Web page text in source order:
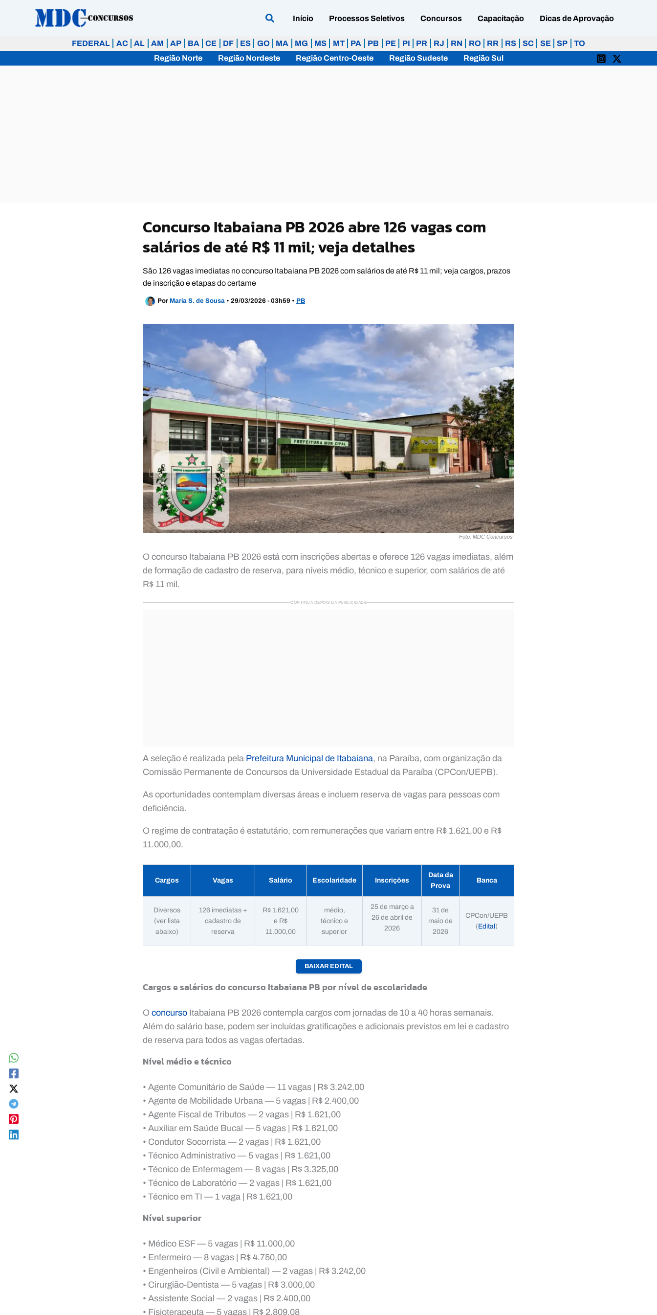
Início Processos Seletivos Concursos Capacitação Dicas de Aprovação
FEDERAL AC AL AM AP BA CE DF ES GO MA MG MS MT PA PB PE PI PR RJ RN RO RR RS SC SE SP
TO
Região Norte
Região Nordeste Região Centro-Oeste Região Sudeste Região Sul
Concurso Itabaiana PB 2026 abre 126 vagas com
salários de até R$ 11 mil; veja detalhes
São 126 vagas imediatas no concurso Itabaiana PB 2026 com salários de até R$ 11 mil; veja cargos, prazos
de inscrição e etapas do certame
Por Maria S. de Sousa • 29/03/2026 - 03h59 • PB
Foto: MDC Concursos
O concurso Itabaiana PB 2026 está com inscrições abertas e oferece 126 vagas imediatas, além
de formação de cadastro de reserva, para níveis médio, técnico e superior, com salários de até
R$ 11 mil.
CONTINUA DEPOIS DA PUBLICIDADE
A seleção é realizada pela Prefeitura Municipal de Itabaiana, na Paraíba, com organização da
Comissão Permanente de Concursos da Universidade Estadual da Paraíba (CPCon/UEPB).
As oportunidades contemplam diversas áreas e incluem reserva de vagas para pessoas com
deficiência.
O regime de contratação é estatutário, com remunerações que variam entre R$ 1.621,00 e R$
11.000,00.
Cargos Vagas Salário Escolaridade Inscrições
Data da
Prova
Banca
Diversos
(ver lista
abaixo)
126 imediatas +
cadastro de
reserva
R$ 1.621,00
e R$
11.000,00
médio,
técnico e
superior
25 de março a
26 de abril de
2026
31 de
maio de
2026
CPCon/UEPB
(Edital)
BAIXAR EDITAL
Cargos e salários do concurso Itabaiana PB por nível de escolaridade
O concurso Itabaiana PB 2026 contempla cargos com jornadas de 10 a 40 horas semanais.
Além do salário base, podem ser incluídas gratificações e adicionais previstos em lei e cadastro
de reserva para todos as vagas ofertadas.
Nível médio e técnico
• Agente Comunitário de Saúde — 11 vagas | R$ 3.242,00
• Agente de Mobilidade Urbana — 5 vagas | R$ 2.400,00
• Agente Fiscal de Tributos — 2 vagas | R$ 1.621,00
• Auxiliar em Saúde Bucal — 5 vagas | R$ 1.621,00
• Condutor Socorrista — 2 vagas | R$ 1.621,00
• Técnico Administrativo — 5 vagas | R$ 1.621,00
• Técnico de Enfermagem — 8 vagas | R$ 3.325,00
• Técnico de Laboratório — 2 vagas | R$ 1.621,00
• Técnico em TI — 1 vaga | R$ 1.621,00
Nível superior
• Médico ESF — 5 vagas | R$ 11.000,00
• Enfermeiro — 8 vagas | R$ 4.750,00
• Engenheiros (Civil e Ambiental) — 2 vagas | R$ 3.242,00
• Cirurgião-Dentista — 5 vagas | R$ 3.000,00
• Assistente Social — 2 vagas | R$ 2.400,00
• Fisioterapeuta — 5 vagas | R$ 2.809,08